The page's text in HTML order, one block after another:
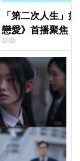
「第二次人生」
戀愛》首播聚焦
全場淚崩，初見
綜藝